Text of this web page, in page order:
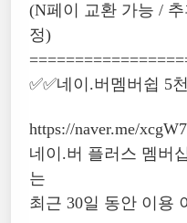
(N페이 교환 가능 /
정)
✅✅네이.버멤버쉽 5
https://naver.me/
네이.버 플러스 멤버
는
최근 30일 동안 이용